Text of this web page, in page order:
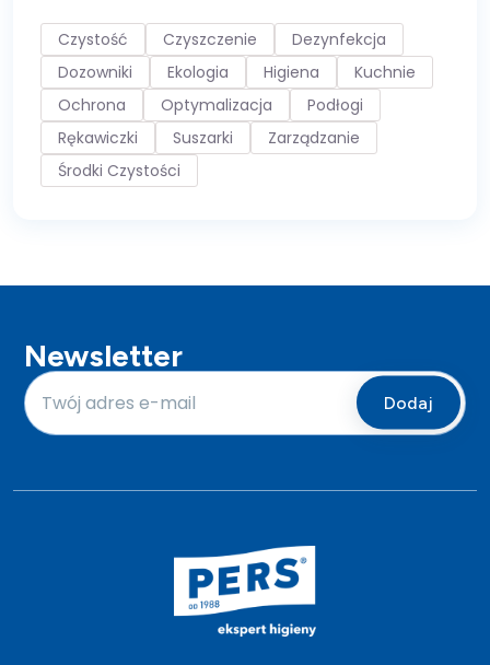
Czystość Czyszczenie
Dezynfekcja
Dozowniki
Ekologia Higiena
Kuchnie
Ochrona
Optymalizacja
Podłogi
Rękawiczki
Suszarki
Zarządzanie
Środki Czystości
Newsletter